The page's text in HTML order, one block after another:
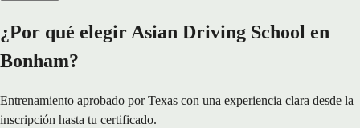
¿Por qué elegir Asian Driving School en
Bonham?
Entrenamiento aprobado por Texas con una experiencia clara desde la
inscripción hasta tu certificado.